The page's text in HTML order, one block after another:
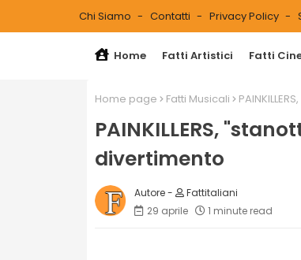
Chi Siamo Contatti Privacy Policy
Home Fatti Artistici Fatti
Home page Fatti Musicali
PAINKILLERS,
divertimento
Fattitaliani
29 aprile
1 minute read